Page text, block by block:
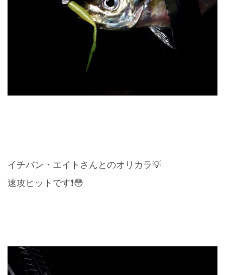
イチバン・エイトさんとのオリカラ💡
速攻ヒットです❗️😳